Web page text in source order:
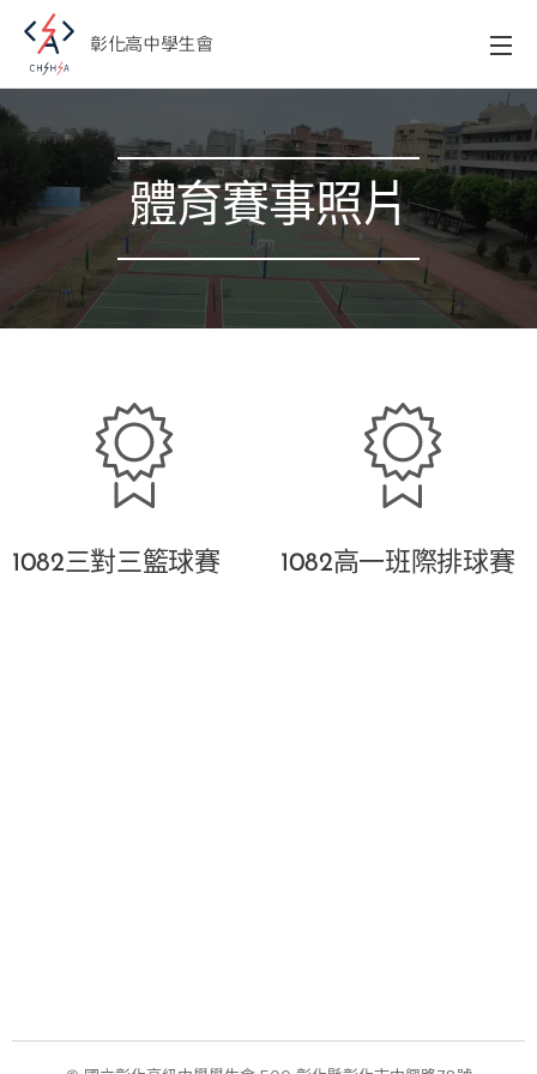
彰化高中學生會
體育賽事照片
1082三對三籃球賽 1082高一班際排球賽